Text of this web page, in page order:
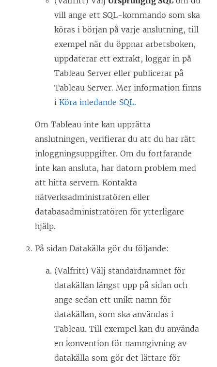
vill ange ett SQL-kommando som ska
köras i början på varje anslutning, till
exempel när du öppnar arbetsboken,
uppdaterar ett extrakt, loggar in på
Tableau Server eller publicerar på
Tableau Server. Mer information finns
i Köra inledande SQL.
Om Tableau inte kan upprätta
anslutningen, verifierar du att du har rätt
inloggningsuppgifter. Om du fortfarande
inte kan ansluta, har datorn problem med
att hitta servern. Kontakta
nätverksadministratören eller
databasadministratören för ytterligare
hjälp.
På sidan Datakälla gör du följande:
(Valfritt) Välj standardnamnet för
datakällan längst upp på sidan och
ange sedan ett unikt namn för
datakällan, som ska användas i
Tableau. Till exempel kan du använda
en konvention för namngivning av
datakälla som gör det lättare för